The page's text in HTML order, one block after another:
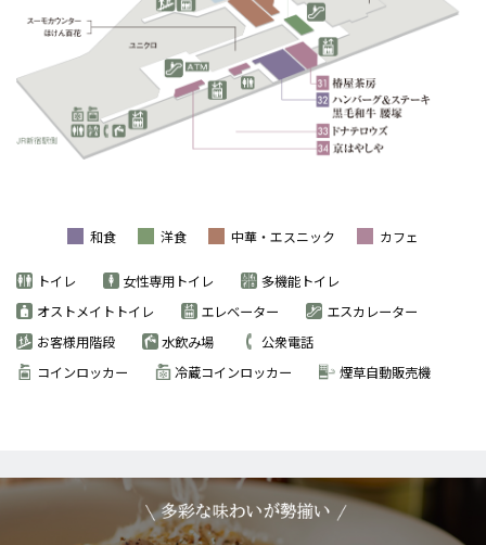
和食 洋食 中華・エスニック カフェ
トイレ 女性専用トイレ
多機能トイレ
オストメイトトイレ
エレベーター
エスカレーター
お客様用階段
水飲み場
公衆電話
コインロッカー
冷蔵コインロッカー 煙草自動販売機